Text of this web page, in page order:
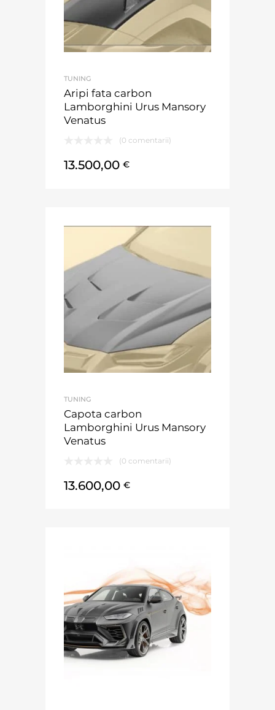
TUNING
Aripi fata carbon
Lamborghini Urus Mansory
Venatus
(0 comentarii)
13.500,00 €
TUNING
Capota carbon
Lamborghini Urus Mansory
Venatus
(0 comentarii)
13.600,00 €